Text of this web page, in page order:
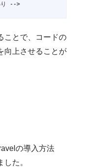
ことで、コードの
向上させることが
の導入方法
た。